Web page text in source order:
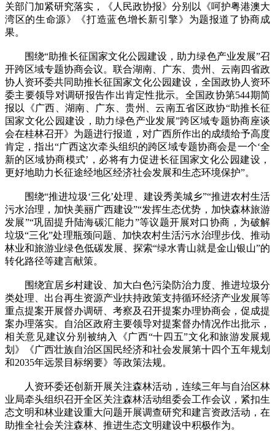
关部门加紧研究落实，《人民政协报》分别以《呵护粤港澳大
湾区的生命源》《打造蓝色增长新引擎》为题报道了协商成
果。
围绕“助推长征国家文化公园建设，助力绿色产业发展”召
开跨区域专题协商会议。联合湖南、广东、贵州、云南四省政
协人资环委共同助推长征国家文化公园建设，全国政协人资环
委主要领导对调研报告作出肯定性批示。全国政协第544期简
报以《广西、湖南、广东、贵州、云南五省区政协“助推长征
国家文化公园建设，助力绿色产业发展”跨区域专题协商座谈
会在桂林召开》为题进行报道，对广西所作出的成绩给予高度
肯定，指出“广西这次牵头组织的跨区域专题协商会是一个‘全
新的区域协商模式’，必将有力促进长征国家文化公园建设，
更好地助力长征途经地区经济社会发展和生态环境保护”。
围绕“推进垃圾‘三化’处理、建设秀美城乡”“推进农村生活
污水治理，加快美丽广西建设”“发挥生态优势，加快森林旅游
发展”“巩固提升陆海碳汇能力”等议题开展对口协商，为破解
垃圾“三化”处理瓶颈问题、加快农村生活污水治理步伐、推动
林业和旅游业绿色低碳发展、探索“绿水青山就是金山银山”的
转化路径等建言献策。
围绕宜居乡村建设、加大白色污染防治力度、推进垃圾分
类处理、出台再生资源产业扶持政策支持循环经济产业发展等
重点提案开展督办调研、考察及召开提案办理协商会，促成提
案办理落实。自治区政府主要领导对提案督办情况作出批示，
相关意见建议分别被纳入《广西“十四五”文化和旅游发展规
划》《广西壮族自治区国民经济和社会发展第十四个五年规划
和2035年远景目标纲要》等政策法规。
人资环委还创新开展关注森林活动，连续三年与自治区林
业局牵头组织召开全区关注森林活动组委会工作会议，紧扣生
态文明和林业建设重大问题开展调查研究和建言资政活动，在
助推全社会关注森林、推进生态文明建设中积极作为。